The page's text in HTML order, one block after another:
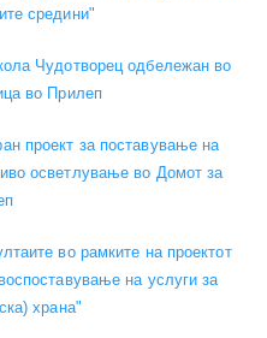
средини"
Чудотворец одбележан во
во Прилеп
проект за поставување на
осветлување во Домот за
во рамките на проектот
на услуги за
храна"